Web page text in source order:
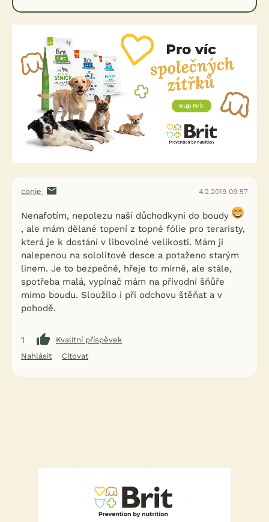
conie 4.2.2019 09:57
Nenafotím, nepolezu naší důchodkyni do boudy
, ale mám dělané topení z topné fólie pro teraristy,
která je k dostání v libovolné velikosti. Mám ji
nalepenou na sololitové desce a potaženo starým
linem. Je to bezpečné, hřeje to mírně, ale stále,
spotřeba malá, vypínač mám na přívodní šňůře
mimo boudu. Sloužilo i při odchovu štěňat a v
pohodě.
1
Kvalitní příspěvek
Nahlásit
Citovat